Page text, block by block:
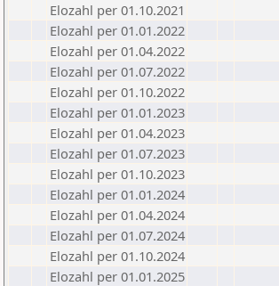
Elozahl per 01.10.2021
Elozahl per 01.01.2022
Elozahl per 01.04.2022
Elozahl per 01.07.2022
Elozahl per 01.10.2022
Elozahl per 01.01.2023
Elozahl per 01.04.2023
Elozahl per 01.07.2023
Elozahl per 01.10.2023
Elozahl per 01.01.2024
Elozahl per 01.04.2024
Elozahl per 01.07.2024
Elozahl per 01.10.2024
Elozahl per 01.01.2025